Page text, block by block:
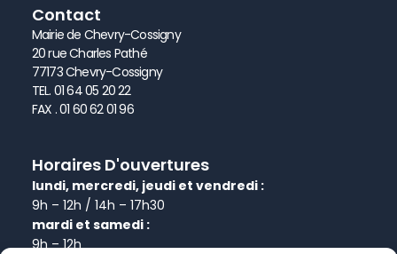
Contact
Mairie de Chevry-Cossigny
20 rue Charles Pathé
77173 Chevry-Cossigny
TEL. 01 64 05 20 22
FAX . 01 60 62 01 96
Horaires D'ouvertures
lundi, mercredi, jeudi et vendredi :
9h – 12h / 14h – 17h30
mardi et samedi :
9h – 12h